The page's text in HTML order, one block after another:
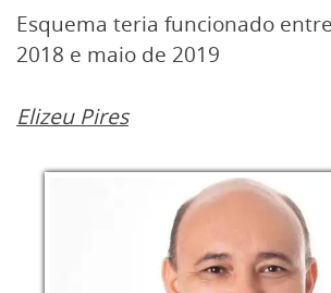
Esquema teria funcionado
2018 e maio de 2019
Elizeu Pires